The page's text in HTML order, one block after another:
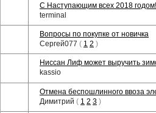
С Наступающим всех 2018 годом!
terminal
Вопросы по покупке от новичка
Сергей077 ( 1 2 )
Ниссан Лиф может выручить
kassio
Отмена беспошлинного ввоза
Димитрий ( 1 2 3 )